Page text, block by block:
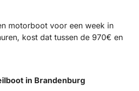
motorboot voor een week in
kost dat tussen de 970€ en
in Brandenburg